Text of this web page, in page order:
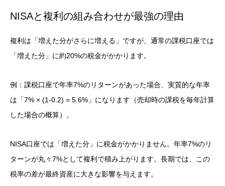
NISAと複利の組み合わせが最強の理由
複利は「増えた分がさらに増える」ですが、通常の課税口座では
「増えた分」に約20%の税金がかかります。
例：課税口座で年率7%のリターンがあった場合、実質的な年率
は「7% × (1-0.2) = 5.6%」になります（売却時の課税を毎年計算
した場合の概算）。
NISA口座では「増えた分」に税金がかかりません。年率7%のリ
ターンが丸々7%として複利で積み上がります。長期では、この
税率の差が最終資産に大きな影響を与えます。